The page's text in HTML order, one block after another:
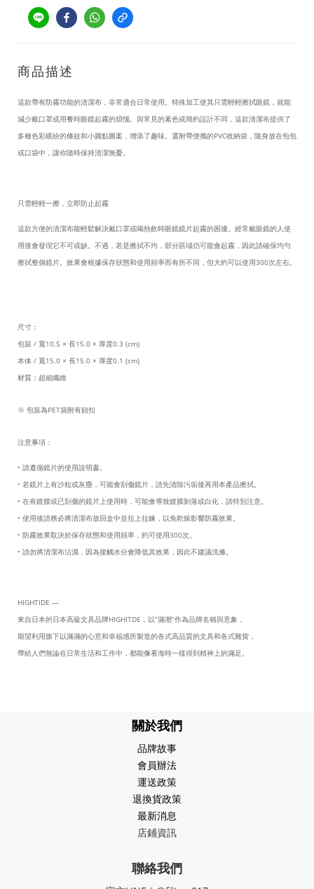
商品描述
這款帶有防霧功能的清潔布，非常適合日常使用。特殊加工使其只需輕輕擦拭眼鏡，就能
減少戴口罩或用餐時眼鏡起霧的煩惱。與常見的素色或簡約設計不同，這款清潔布提供了
多種色彩繽紛的條紋和小圓點圖案，增添了趣味。還附帶便攜的PVC收納袋，隨身放在包包
或口袋中，讓你隨時保持清潔無憂。
只需輕輕一擦，立即防止起霧
這款方便的清潔布能輕鬆解決戴口罩或喝熱飲時眼鏡鏡片起霧的困擾。經常戴眼鏡的人使
用後會發現它不可或缺。不過，若是擦拭不均，部分區域仍可能會起霧，因此請確保均勻
擦拭整個鏡片。效果會根據保存狀態和使用頻率而有所不同，但大約可以使用300次左右。
尺寸：
包裝 / 寬10.5 × 長15.0 × 厚度0.3 (cm)
本体 / 寬15.0 × 長15.0 × 厚度0.1 (cm)
材質：超細纖維
※ 包裝為PET袋附有鈕扣
注意事項：
• 請遵循鏡片的使用說明書。
• 若鏡片上有沙粒或灰塵，可能會刮傷鏡片，請先清除污垢後再用本產品擦拭。
• 在有鍍膜或已刮傷的鏡片上使用時，可能會導致鍍膜剝落或白化，請特別注意。
• 使用後請務必將清潔布放回盒中並拉上拉鍊，以免乾燥影響防霧效果。
• 防霧效果取決於保存狀態和使用頻率，約可使用300次。
• 請勿將清潔布沾濕，因為接觸水分會降低其效果，因此不建議洗滌。
HIGHTIDE —
來自日本的日本高級文具品牌HIGHITDE，以“滿潮”作為品牌名稱與意象，
期望利用旗下以滿滿的心意和幸福感所製造的各式高品質的文具和各式雜貨，
帶給人們無論在日常生活和工作中，都能像看海時一樣得到精神上的滿足。
關於我們
品牌故事
會員辦法
運送政策
退換貨政策
最新消息
店鋪資訊
聯絡我們